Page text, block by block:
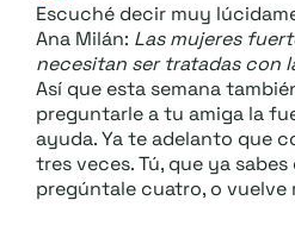
Escuché decir muy
Ana Milán: Las mujeres
necesitan ser tratadas con
Así que esta semana
preguntarle a tu amiga la
ayuda. Ya te adelanto que
tres veces. Tú, que ya
pregúntale cuatro, o vuelve